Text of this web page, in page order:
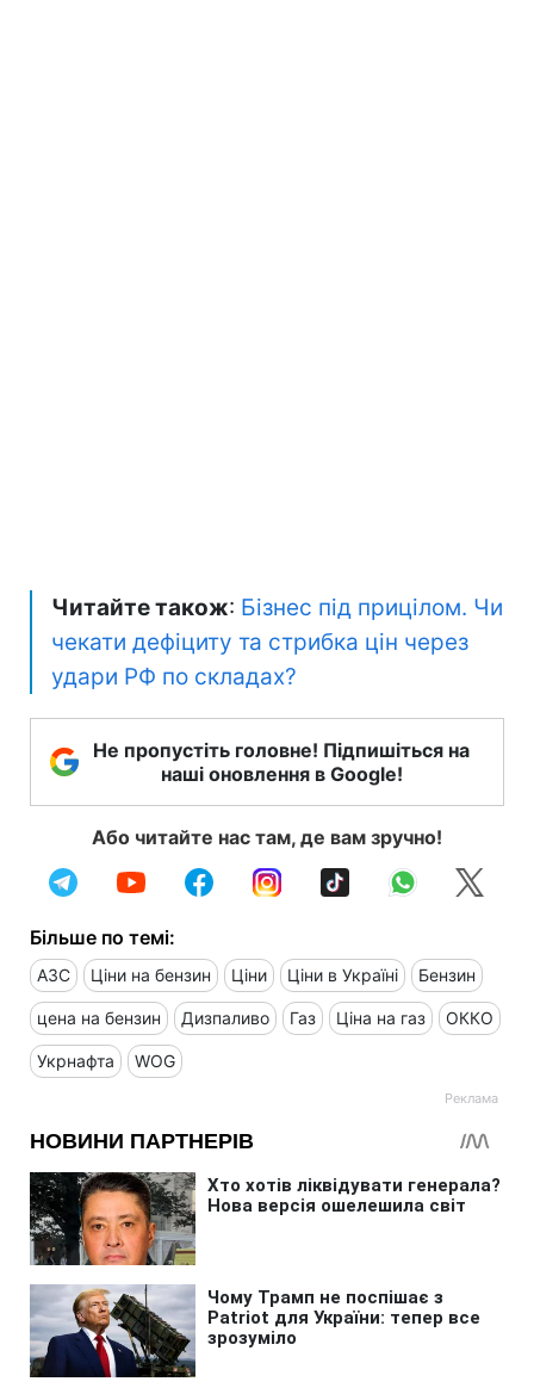
Читайте також: Бізнес під прицілом. Чи
чекати дефіциту та стрибка цін через
удари РФ по складах?
Не пропустіть головне! Підпишіться на
наші оновлення в Google!
Або читайте нас там, де вам зручно!
Більше по темі:
АЗС Ціни на бензин Ціни Ціни в Україні Бензин
цена на бензин Дизпаливо Газ Ціна на газ ОККО
Укрнафта WOG